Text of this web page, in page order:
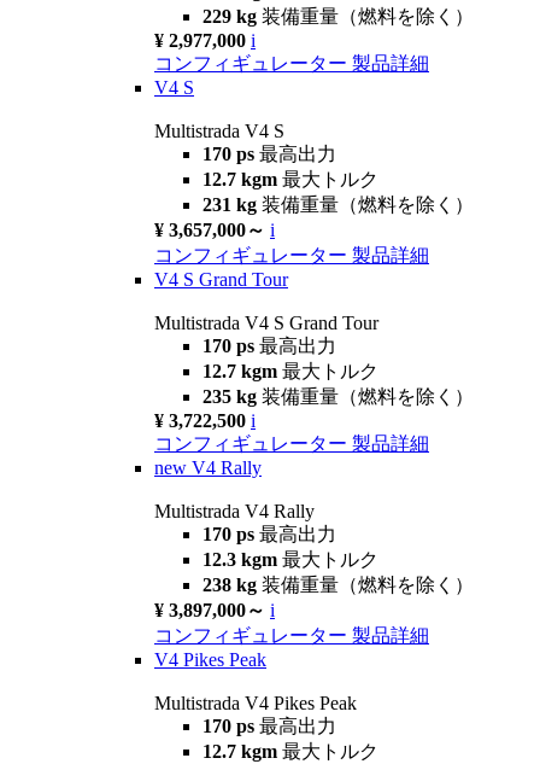
229 kg 装備重量（燃料を除く）
¥ 2,977,000 i
コンフィギュレーター 製品詳細
V4 S
Multistrada V4 S
170 ps 最高出力
12.7 kgm 最大トルク
231 kg 装備重量（燃料を除く）
¥ 3,657,000～ i
コンフィギュレーター 製品詳細
V4 S Grand Tour
Multistrada V4 S Grand Tour
170 ps 最高出力
12.7 kgm 最大トルク
235 kg 装備重量（燃料を除く）
¥ 3,722,500 i
コンフィギュレーター 製品詳細
new V4 Rally
Multistrada V4 Rally
170 ps 最高出力
12.3 kgm 最大トルク
238 kg 装備重量（燃料を除く）
¥ 3,897,000～ i
コンフィギュレーター 製品詳細
V4 Pikes Peak
Multistrada V4 Pikes Peak
170 ps 最高出力
12.7 kgm 最大トルク